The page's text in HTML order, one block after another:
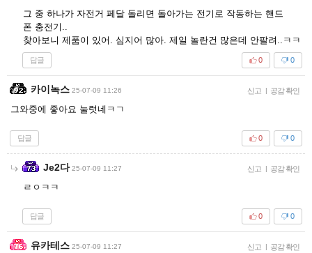
그 중 하나가 자전거 페달 돌리면 돌아가는 전기로 작동하는 핸드
폰 충전기..
찾아보니 제품이 있어. 심지어 많아. 제일 놀란건 많은데 안팔려..ㅋㅋ
답글 0
0
카이녹스 25-07-09 11:26 신고 | 공감 확인
그와중에 좋아요 눌럿네ㅋㄱ
답글 0
0
Je2다 25-07-09 11:27 신고 | 공감 확인
ㄹㅇㅋㅋ
답글 0
0
유카테스 25-07-09 11:27 신고 | 공감 확인